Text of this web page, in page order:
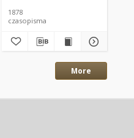
1878
czasopisma
More